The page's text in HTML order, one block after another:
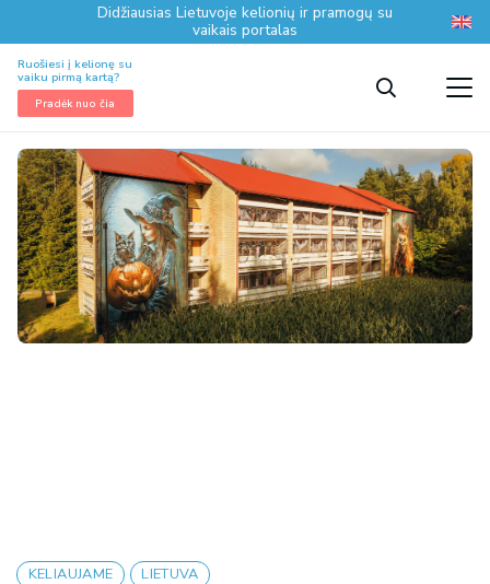
Didžiausias Lietuvoje kelionių ir pramogų su
vaikais portalas
Ruošiesi į kelionę su
vaiku pirmą kartą?
Pradėk nuo čia
KELIAUJAME LIETUVA